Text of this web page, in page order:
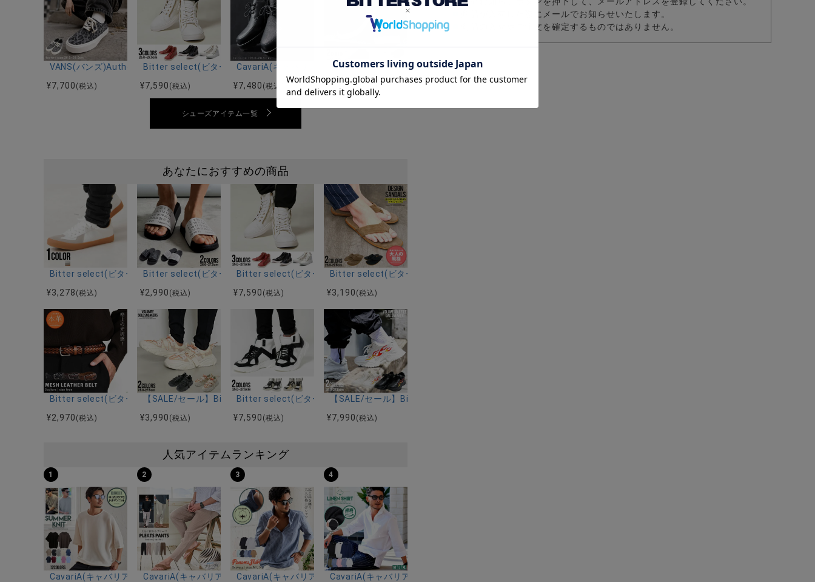
VANS(バンズ)Authentic LEOPARD BLACK/PEWTER/全1色
¥7,700 (税込)
Bitter select(ビターセレクト)ジップデザインフェイクレザーハイカットスニーカー/全3色
¥7,590 (税込)
CavariA(キャバリア)シャークソールブラックコンビネーションモカシンシューズ/全1色
¥7,480 (税込)
DEDES(デデス)編みこみ柄スリッポンスニーカー/全2色
¥6,490(税込)
シューズアイテム一覧
あなたにおすすめの商品
Bitter select(ビターセレクト)レースアップローカットスニーカー/全1色
¥3,278 (税込)
Bitter select(ビターセレクト)ワンストラップサンダル/全2色
¥2,990 (税込)
Bitter select(ビターセレクト)ジップデザインフェイクレザーハイカットスニーカー/全3色
¥7,590 (税込)
Bitter select(ビターセレクト)デザインサンダル/全2色
¥3,190 (税込)
Bitter select(ビターセレクト)グラデーション メッシュベルト/全3色
¥2,970 (税込)
【SALE/セール】Bitter select(ビターセレクト)ボリューミーソールスニーカー/全2色
¥3,990 (税込)
Bitter select(ビターセレクト)ハイカットレースアップスニーカー/全2色
¥7,590 (税込)
【SALE/セール】Bitter select(ビターセレクト)厚底ファイヤーダッドスニーカー/全2色
¥7,990 (税込)
人気アイテムランキング
1
CavariA(キャバリア)12Gミラノリブクルーネックドルマンハーフスリーブニット/全12色
2
CavariA(キャバリア)プリーツ加工イージーロングパンツ/全5色
3
CavariA(キャバリア)パナマ織り7分袖カプリシャツ/全9色
4
CavariA(キャバリア)コットンリネンホリゾンタルカラー7分袖カプリシャツ/全8色
商品が入荷した際にメールでお知らせいたします。
商品の入荷やご注文を確定するものではありません。